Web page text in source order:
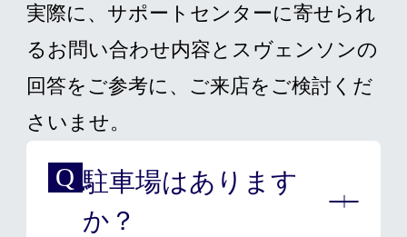
実際に、サポートセンターに寄せられ
るお問い合わせ内容とスヴェンソンの
回答をご参考に、ご来店をご検討くだ
さいませ。
駐車場はあります
か？